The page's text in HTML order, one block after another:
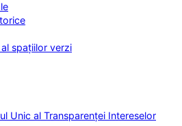
spațiilor verzi
Unic al Transparenței Intereselor